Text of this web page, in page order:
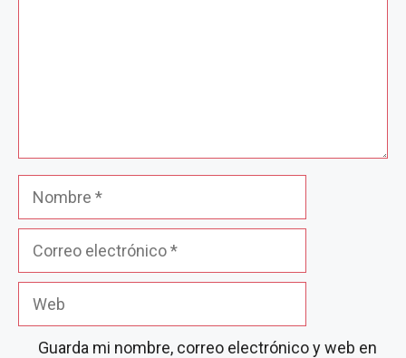
Nombre
Guarda mi nombre, correo electrónico y web en